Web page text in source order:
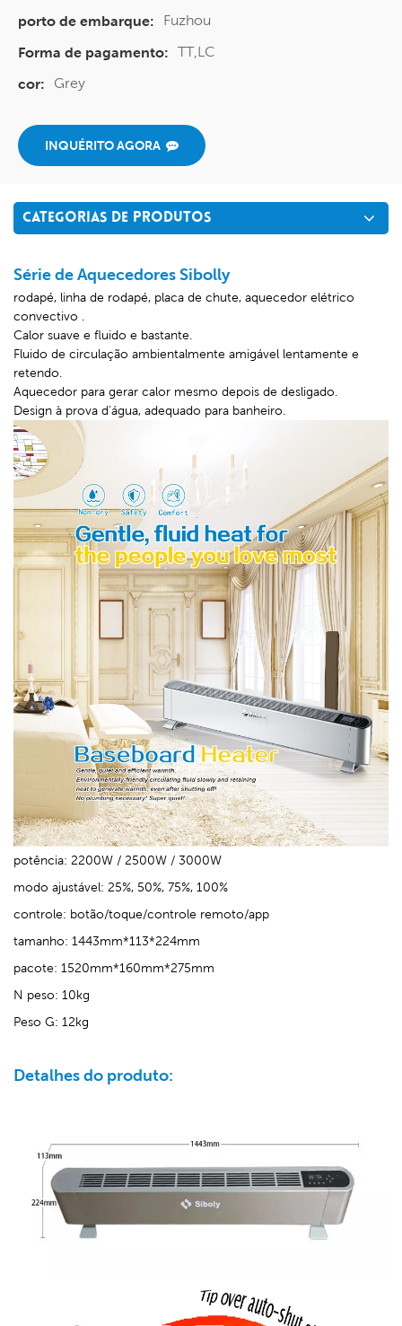
porto de embarque:
Fuzhou
Forma de pagamento: TT,LC
cor:
Grey
INQUÉRITO AGORA
CATEGORIAS DE PRODUTOS
Série de Aquecedores Sibolly
rodapé, linha de rodapé, placa de chute, aquecedor elétrico
convectivo .
Calor suave e fluido e bastante.
Fluido de circulação ambientalmente amigável lentamente e
retendo.
Aquecedor para gerar calor mesmo depois de desligado.
Design à prova d'água, adequado para banheiro.
potência: 2200W / 2500W / 3000W
modo ajustável: 25%, 50%, 75%, 100%
controle: botão/toque/controle remoto/app
tamanho: 1443mm*113*224mm
pacote: 1520mm*160mm*275mm
N peso: 10kg
Peso G: 12kg
Detalhes do produto: